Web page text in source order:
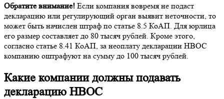
Обратите внимание! Если компания вовремя не подаст
декларацию или регулирующий орган выявит неточности, то
может быть начислен штраф по статье 8.5 КоАП. Для юрлица
его размер составляет до 80 тысяч рублей. Кроме этого,
согласно статье 8.41 КоАП, за неоплату декларации НВОС
компанию оштрафуют на сумму до 100 тысяч рублей.
Какие компании должны подавать
декларацию НВОС